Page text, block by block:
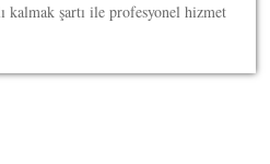
kalmak şartı ile profesyonel hizmet